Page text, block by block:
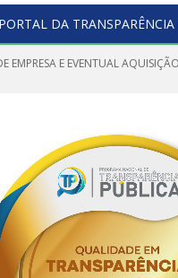
PORTAL DA TRANSPARÊNCIA
EMPRESA E EVENTUAL